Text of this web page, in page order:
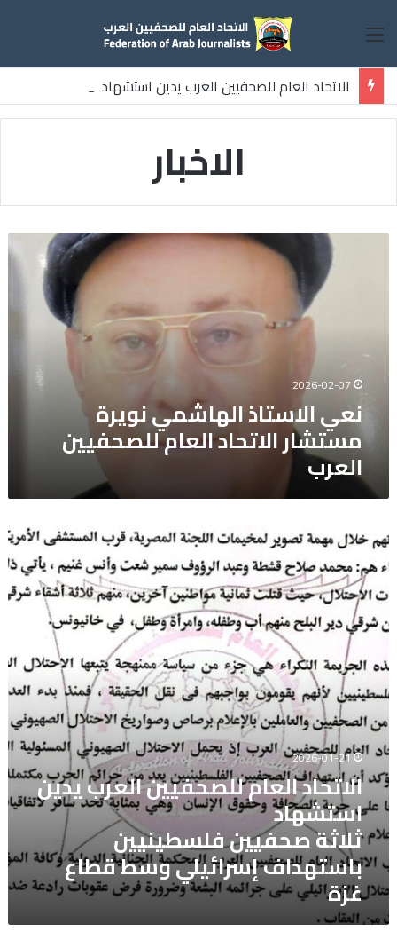
القائمة
الاتحاد العام للصحفيين العرب يدين استشهاد
ثلاثة صحفيين فلسطينيين باستهداف إسرائيلي وسط قطاع غزة
الاخبار
نعي
العام
للصحفيين
2026-02-07
نعي الاستاذ الهاشمي نويرة
مستشار الاتحاد العام للصحفيين
العرب
الاتحاد
العام
للصحفيين
العرب
يدين
استشهاد
صحفيين
فلسطينيين
باستهداف
إسرائيلي
وسط
قطاع
غزة
2026-01-21
الاتحاد العام للصحفيين العرب يدين
استشهاد
ثلاثة صحفيين فلسطينيين
باستهداف إسرائيلي وسط قطاع
غزة